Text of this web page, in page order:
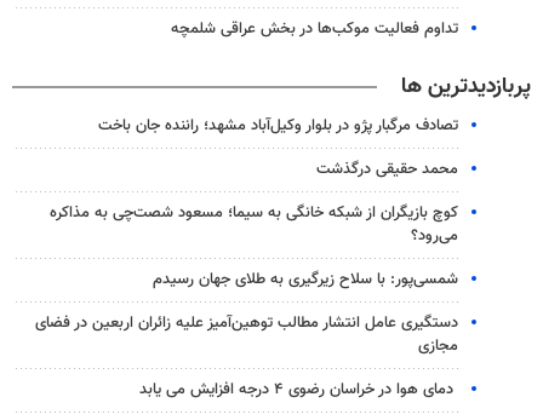
تداوم فعالیت موکب‌ها در بخش عراقی شلمچه
پربازدیدترین ها
تصادف مرگبار پژو در بلوار وکیل‌آباد مشهد؛ راننده جان باخت
محمد حقیقی درگذشت
کوچ بازیگران از شبکه خانگی به سیما؛ مسعود شصت‌چی به مذاکره
می‌رود؟
شمسی‌پور: با سلاح زیرگیری به طلای جهان رسیدم
دستگیری عامل انتشار مطالب توهین‌آمیز علیه زائران اربعین در فضای
مجازی
دمای هوا در خراسان رضوی ۴ درجه افزایش می یابد